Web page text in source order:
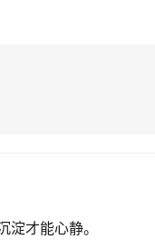
才能心静。